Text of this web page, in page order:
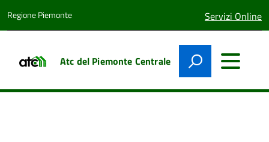
Regione Piemonte lingua
attiva:
Servizi Online
Atc del Piemonte Centrale